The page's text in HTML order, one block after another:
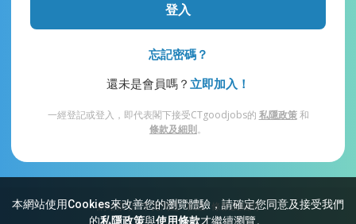
本網站使用Cookies來改善您的瀏覽體驗，請確定您同意及接受我們
的私隱政策與使用條款才繼續瀏覽。
登入
忘記密碼？
還未是會員嗎？ 立即加入！
一經登記或登入，即代表閣下接受CTgoodjobs的 私隱政策和
條款及細則。
網站索引 常見問題 私隱 條款及細則